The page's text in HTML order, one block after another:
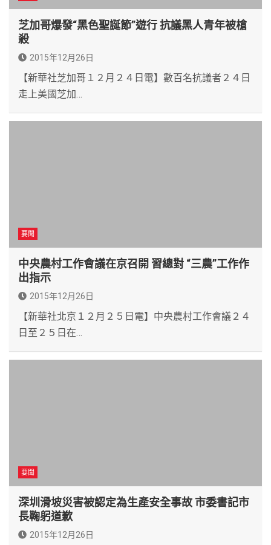
芝加哥爆發“黑色聖誕節”遊行 抗議黑人青年被槍
殺
2015年12月26日
【新華社芝加哥１２月２４日電】數百名抗議者２４日
走上美國芝加…
要聞
中央農村工作會議在京召開 習總對 “三農”工作作
出指示
2015年12月26日
【新華社北京１２月２５日電】中央農村工作會議２４
日至２５日在…
要聞
深圳滑坡災害被認定為生產安全事故 市委書記市
長鞠躬道歉
2015年12月26日